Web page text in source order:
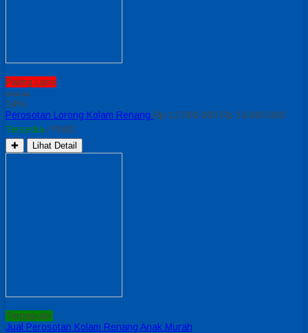
Paling Laris
Diskon
14%
Perosotan Lorong Kolam Renang Rp 12.000.000 Rp 14.000.000
Tersedia / PN01
✚ Lihat Detail
Terpopuler
Jual Perosotan Kolam Renang Anak Murah